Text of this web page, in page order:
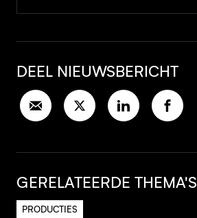
DEEL NIEUWSBERICHT
GERELATEERDE THEMA'S
PRODUCTIES